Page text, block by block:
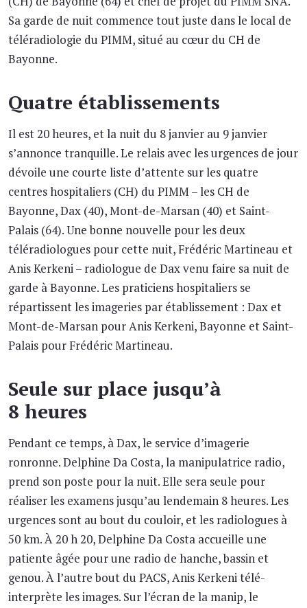
Sa garde de nuit commence tout juste dans le local de
téléradiologie du PIMM, situé au cœur du CH de
Bayonne.
Quatre établissements
Il est 20 heures, et la nuit du 8 janvier au 9 janvier
s’annonce tranquille. Le relais avec les urgences de jour
dévoile une courte liste d’attente sur les quatre
centres hospitaliers (CH) du PIMM – les CH de
Bayonne, Dax (40), Mont-de-Marsan (40) et Saint-
Palais (64). Une bonne nouvelle pour les deux
téléradiologues pour cette nuit, Frédéric Martineau et
Anis Kerkeni – radiologue de Dax venu faire sa nuit de
garde à Bayonne. Les praticiens hospitaliers se
répartissent les imageries par établissement : Dax et
Mont-de-Marsan pour Anis Kerkeni, Bayonne et Saint-
Palais pour Frédéric Martineau.
Seule sur place jusqu’à
8 heures
Pendant ce temps, à Dax, le service d’imagerie
ronronne. Delphine Da Costa, la manipulatrice radio,
prend son poste pour la nuit. Elle sera seule pour
réaliser les examens jusqu’au lendemain 8 heures. Les
urgences sont au bout du couloir, et les radiologues à
50 km. À 20 h 20, Delphine Da Costa accueille une
patiente âgée pour une radio de hanche, bassin et
genou. À l’autre bout du PACS, Anis Kerkeni télé-
interprète les images. Sur l’écran de la manip, le